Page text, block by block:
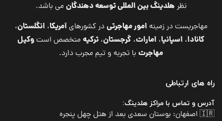
نظر هلدینگ بین المللی توسعه دهندگان می باشد.
مهاجریست در زمینه امور مهاجرتیدر کشورهایآمریکا، انگلستان،
کانادا، اسپانیا، امارات، گرجستان، ترکیه متخصص استوکیل
مهاجرت با تجربه و تیم مجرب دارد.
راه های ارتباطی
آدرس و تماس با مراکز هلدینگ:
🇮🇷 اصفهان: بوستان سعدی بعد از هتل چهل پنجره